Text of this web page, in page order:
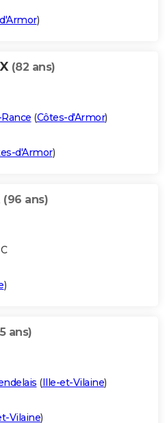
)
(82 ans)
(Côtes-d'Armor)
d'Armor)
(96 ans)
)
ans)
(Ille-et-Vilaine)
Vilaine)